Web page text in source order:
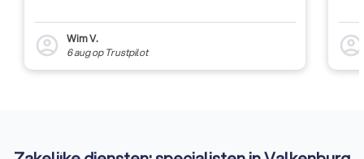
account_circle
Wim V.
6 augop Trustpilot account_circle